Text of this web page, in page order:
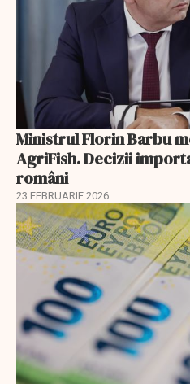
Ministrul Florin Barbu
AgriFish. Decizii
români
23 FEBRUARIE 2026